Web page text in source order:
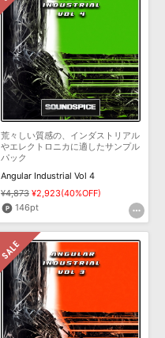
荒々しい質感の、インダストリアル
やエレクトロニカに適したサンプル
パック
Angular Industrial Vol 4
¥4,873 ¥2,923(40%OFF)
146pt